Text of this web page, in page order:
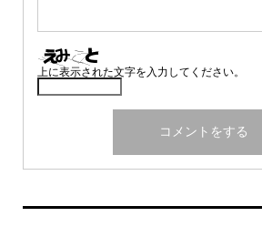
上に表示された文字を入力してください。